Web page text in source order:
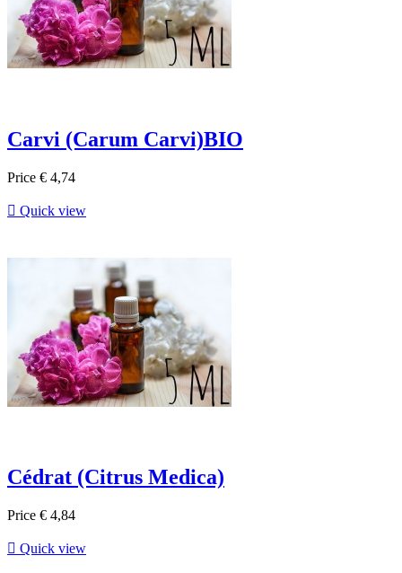
Carvi (Carum Carvi)BIO
Price € 4,74
 Quick view
Cédrat (Citrus Medica)
Price € 4,84
 Quick view